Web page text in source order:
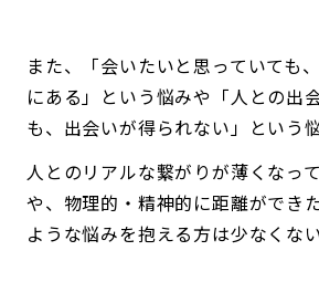
また、「会いたいと思っていても
にある」という悩みや「人との出
も、出会いが得られない」という悩
人とのリアルな繋がりが薄くなっ
や、物理的・精神的に距離ができ
ような悩みを抱える方は少なくな